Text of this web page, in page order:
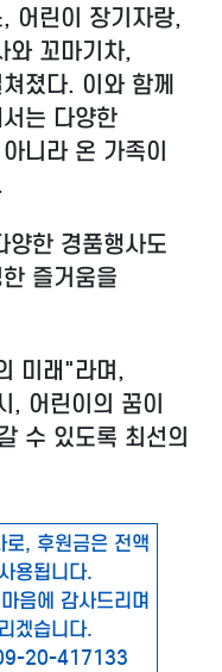
어린이 장기자랑,
와 꼬마기차,
졌다. 이와 함께
는 다양한
니라 온 가족이
양한 경품행사도
즐거움을
미래"라며,
, 어린이의 꿈이
수 있도록 최선의
로, 후원금은 전액
용됩니다.
음에 감사드리며
겠습니다.
20-417133